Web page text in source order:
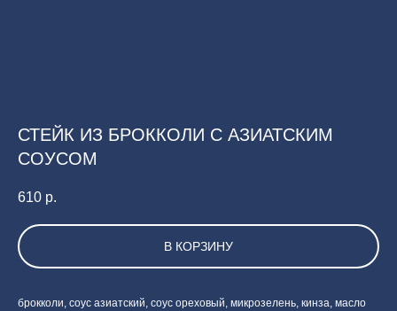
СТЕЙК ИЗ БРОККОЛИ С АЗИАТСКИМ
СОУСОМ
610 р.
В КОРЗИНУ
брокколи, соус азиатский, соус ореховый, микрозелень, кинза, масло